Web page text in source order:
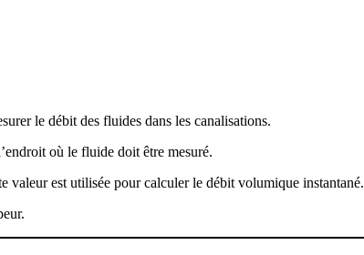
le débit des fluides dans les canalisations.
où le fluide doit être mesuré.
valeur est utilisée pour calculer le débit volumique instantané.